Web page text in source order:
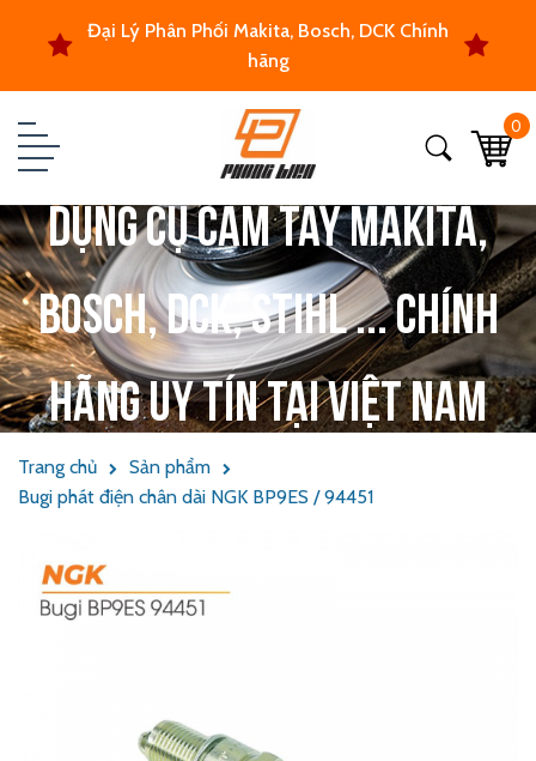
Đại Lý Phân Phối Makita, Bosch, DCK Chính
hãng
0
Dụng cụ cầm tay Makita,
Bosch, DCK, Stihl ... chính
hãng uy tín tại Việt Nam
Trang chủ
Sản phẩm
Bugi phát điện chân dài NGK BP9ES / 94451